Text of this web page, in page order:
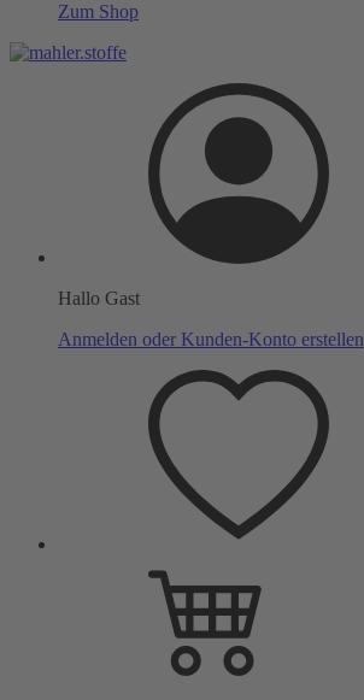
Zum Shop
Hallo Gast
Anmelden oder Kunden-Konto erstellen